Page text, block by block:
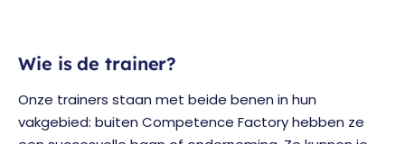
Wie is de trainer?
Onze trainers staan met beide benen in hun
vakgebied: buiten Competence Factory hebben ze